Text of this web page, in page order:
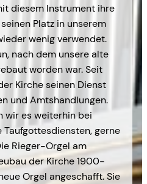
diesem Instrument ihre
Platz in unserem
wenig verwendet.
nach dem unsere alte
worden war. Seit
Kirche seinen Dienst
und Amtshandlungen.
wir es weiterhin bei
Taufgottesdiensten, gerne
Rieger-Orgel am
der Kirche 1900-
Orgel angeschafft. Sie